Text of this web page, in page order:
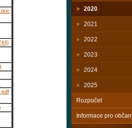
2020
2021
2022
2023
2024
2025
Rozpočet
Informace pro